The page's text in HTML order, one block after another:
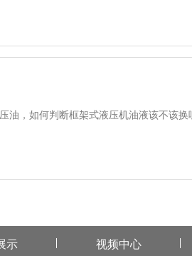
油，如何判断框架式液压机油液该不该
示 视频中心